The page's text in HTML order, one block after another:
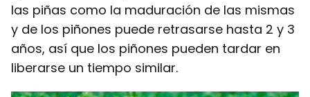
las piñas como la maduración de las mismas
y de los piñones puede retrasarse hasta 2 y 3
años, así que los piñones pueden tardar en
liberarse un tiempo similar.